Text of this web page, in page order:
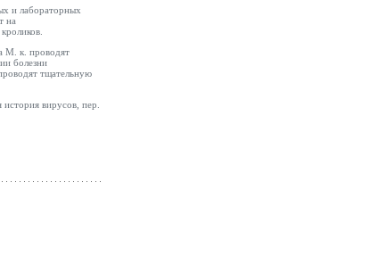
и лабораторных
на
М. к. проводят
болезни
тщательную
вирусов, пер.